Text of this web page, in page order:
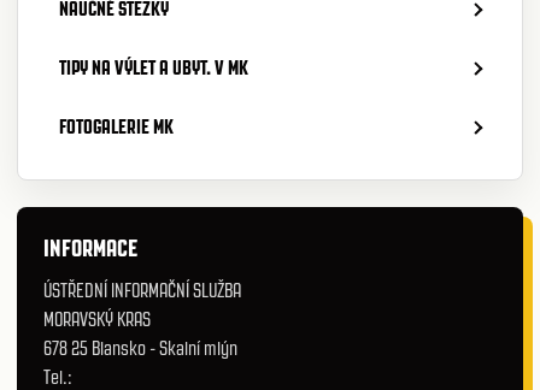
NAUČNÉ STEZKY
TIPY NA VÝLET A UBYT. V MK
FOTOGALERIE MK
INFORMACE
ÚSTŘEDNÍ INFORMAČNÍ SLUŽBA
MORAVSKÝ KRAS
678 25 Blansko - Skalní mlýn
Tel.: